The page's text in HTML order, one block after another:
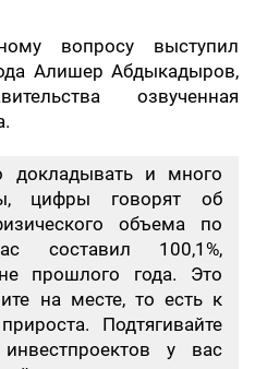
вопросу выступил
Алишер Абдыкадыров,
озвученная
докладывать и много
цифры говорят об
объема по
составил 100,1%,
прошлого года. Это
на месте, то есть к
Подтягивайте
у вас